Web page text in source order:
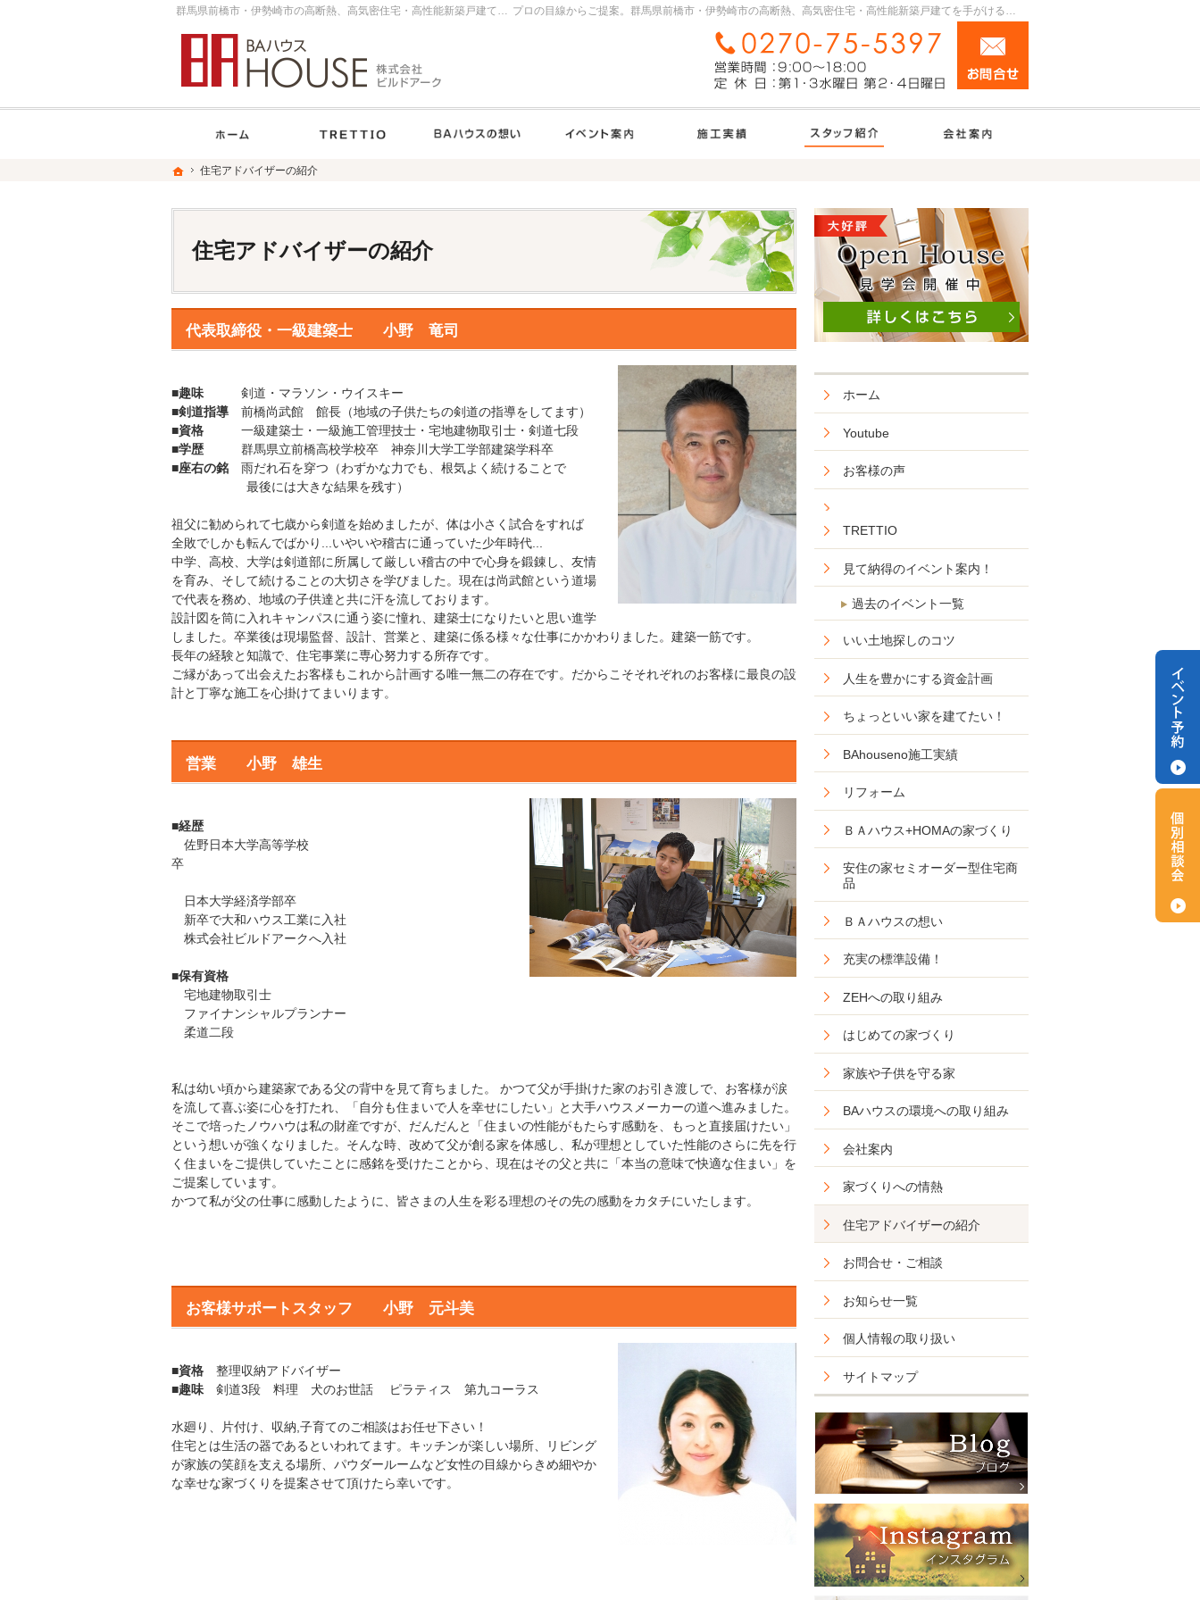
ホーム
住宅アドバイザーの紹介
住宅アドバイザーの紹介
プロの目線からご提案。群馬県前橋市・伊勢崎市の高断熱、高気密住宅・高性能新築戸建てを手がける工務店なら当社へ。
群馬県前橋市・伊勢崎市の高断熱、高気密住宅・高性能新築戸建てを手がける工務店ならＢＡハウス
代表取締役・一級建築士 小野 竜司
■趣味
剣道・マラソン・ウイスキー
■剣道指導 前橋尚武館 館長（地域の子供たちの剣道の指導をしてます）
■資格 一級建築士・一級施工管理技士・宅地建物取引士・剣道七段
■学歴 群馬県立前橋高校学校卒 神奈川大学工学部建築学科卒
■座右の銘 雨だれ石を穿つ（わずかな力でも、根気よく続けることで
最後には大きな結果を残す）
祖父に勧められて七歳から剣道を始めましたが、体は小さく試合をすれば
全敗でしかも転んでばかり...いやいや稽古に通っていた少年時代...
中学、高校、大学は剣道部に所属して厳しい稽古の中で心身を鍛錬し、友情
を育み、そして続けることの大切さを学びました。現在は尚武館という道場
で代表を務め、地域の子供達と共に汗を流しております。
設計図を筒に入れキャンパスに通う姿に憧れ、建築士になりたいと思い進学
しました。卒業後は現場監督、設計、営業と、建築に係る様々な仕事にかかわりました。建築一筋です。
長年の経験と知識で、住宅事業に専心努力する所存です。
ご縁があって出会えたお客様もこれから計画する唯一無二の存在です。だからこそそれぞれのお客様に最良の設
計と丁寧な施工を心掛けてまいります。
営業 小野 雄生
■経歴
佐野日本大学高等学校
卒
日本大学経済学部卒
新卒で大和ハウス工業に入社
株式会社ビルドアークへ入社
■保有資格
宅地建物取引士
ファイナンシャルプランナー
柔道二段
私は幼い頃から建築家である父の背中を見て育ちました。 かつて父が手掛けた家のお引き渡しで、お客様が涙
を流して喜ぶ姿に心を打たれ、「自分も住まいで人を幸せにしたい」と大手ハウスメーカーの道へ進みました。
そこで培ったノウハウは私の財産ですが、だんだんと「住まいの性能がもたらす感動を、もっと直接届けたい」
という想いが強くなりました。そんな時、改めて父が創る家を体感し、私が理想としていた性能のさらに先を行
く住まいをご提供していたことに感銘を受けたことから、現在はその父と共に「本当の意味で快適な住まい」を
ご提案しています。
かつて私が父の仕事に感動したように、皆さまの人生を彩る理想のその先の感動をカタチにいたします。
お客様サポートスタッフ 小野 元斗美
■資格 整理収納アドバイザー
■趣味 剣道3段 料理 犬のお世話 ピラティス 第九コーラス
水廻り、片付け、収納,子育てのご相談はお任せ下さい！
住宅とは生活の器であるといわれてます。キッチンが楽しい場所、リビング
が家族の笑顔を支える場所、パウダールームなど女性の目線からきめ細やか
な幸せな家づくりを提案させて頂けたら幸いです。
ホーム
Youtube
お客様の声
TRETTIO
見て納得のイベント案内！
過去のイベント一覧
いい土地探しのコツ
人生を豊かにする資金計画
ちょっといい家を建てたい！
BAhouseno施工実績
リフォーム
ＢＡハウス+HOMAの家づくり
安住の家セミオーダー型住宅商
品
ＢＡハウスの想い
充実の標準設備！
ZEHへの取り組み
はじめての家づくり
家族や子供を守る家
BAハウスの環境への取り組み
会社案内
家づくりへの情熱
住宅アドバイザーの紹介
お問合せ・ご相談
お知らせ一覧
個人情報の取り扱い
サイトマップ
営業時間9:00～18:00 定休日：第1・3水曜
ホーム
住宅アドバイザーの紹介